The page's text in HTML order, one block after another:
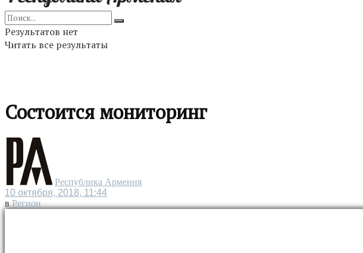
Результатов нет
Читать все результаты
Состоится мониторинг
Республика Армения
10 октября, 2018, 11:44
в Регион